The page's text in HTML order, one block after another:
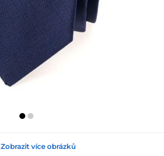
Zobrazit více obrázků